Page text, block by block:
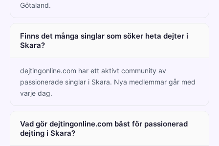
Götaland.
Finns det många singlar som söker heta dejter i
Skara?
dejtingonline.com har ett aktivt community av
passionerade singlar i Skara. Nya medlemmar går med
varje dag.
Vad gör dejtingonline.com bäst för passionerad
dejting i Skara?